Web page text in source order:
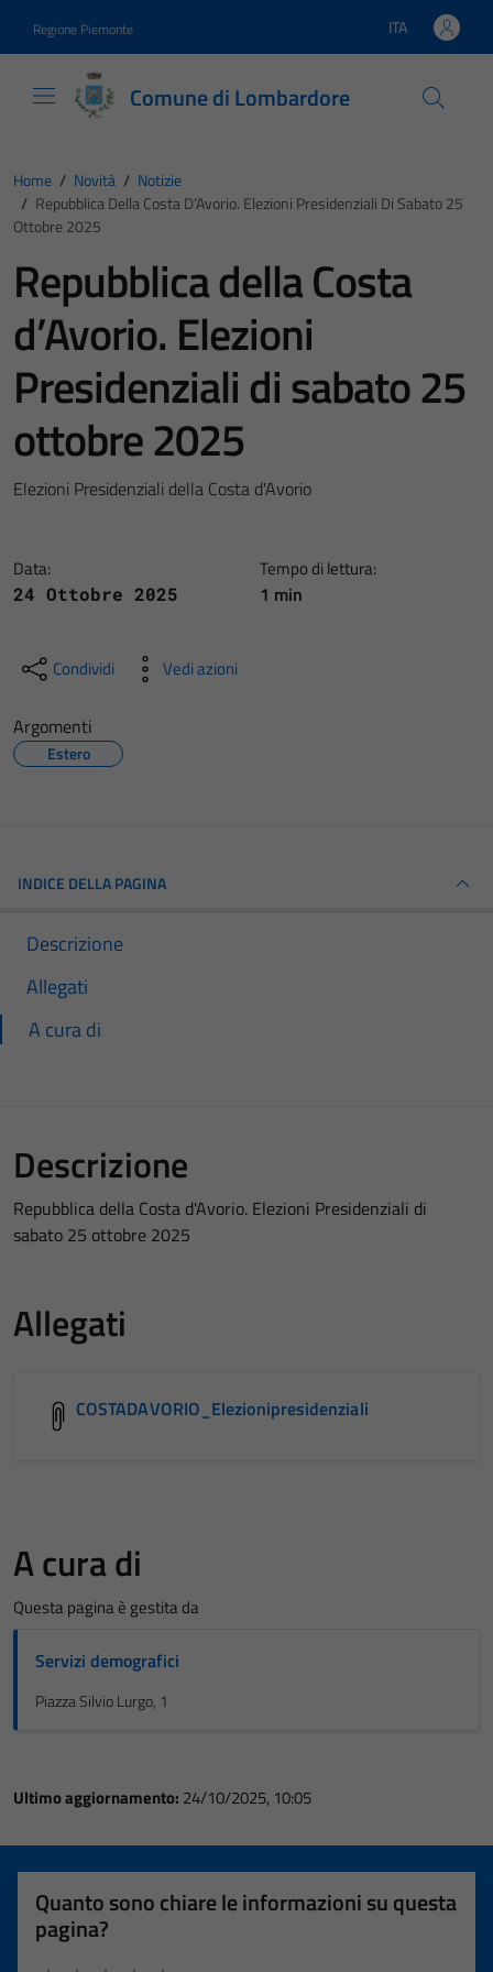
Regione Piemonte Lingua attiva:
ITA
Comune di Lombardore
Home / Novità / Notizie
/ Repubblica Della Costa D’Avorio. Elezioni Presidenziali Di Sabato 25
Ottobre 2025
Repubblica della Costa
d’Avorio. Elezioni
Presidenziali di sabato 25
ottobre 2025
Elezioni Presidenziali della Costa d'Avorio
Data:
24 Ottobre 2025
Tempo di lettura:
1 min
Condividi Vedi azioni
Argomenti
Estero
INDICE DELLA PAGINA
Descrizione
Allegati
A cura di
Descrizione
Repubblica della Costa d'Avorio. Elezioni Presidenziali di
sabato 25 ottobre 2025
Allegati
COSTADAVORIO_Elezionipresidenziali
A cura di
Questa pagina è gestita da
Servizi demografici
Piazza Silvio Lurgo, 1
Ultimo aggiornamento: 24/10/2025, 10:05
Quanto sono chiare le informazioni su questa
pagina?